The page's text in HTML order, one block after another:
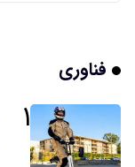
فناوری
۱